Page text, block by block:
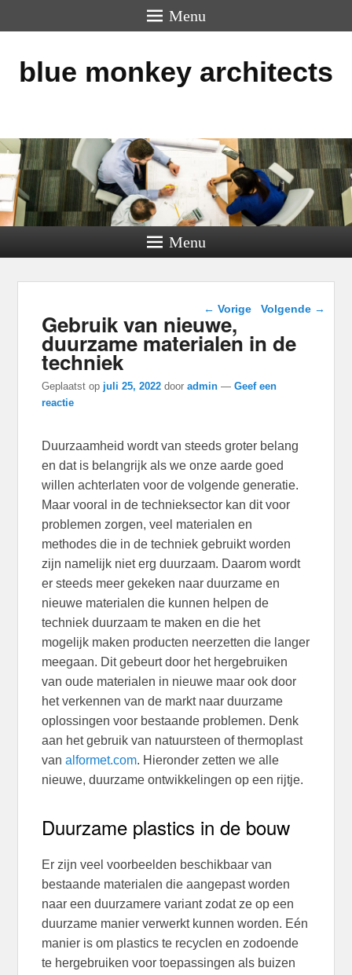
Menu
blue monkey architects
Menu
Berichtnavigatie
← Vorige Volgende →
Gebruik van nieuwe,
duurzame materialen in de
techniek
Geplaatst op juli 25, 2022 dooradmin —Geef een
reactie
Duurzaamheid wordt van steeds groter belang
en dat is belangrijk als we onze aarde goed
willen achterlaten voor de volgende generatie.
Maar vooral in de technieksector kan dit voor
problemen zorgen, veel materialen en
methodes die in de techniek gebruikt worden
zijn namelijk niet erg duurzaam. Daarom wordt
er steeds meer gekeken naar duurzame en
nieuwe materialen die kunnen helpen de
techniek duurzaam te maken en die het
mogelijk maken producten neerzetten die langer
meegaan. Dit gebeurt door het hergebruiken
van oude materialen in nieuwe maar ook door
het verkennen van de markt naar duurzame
oplossingen voor bestaande problemen. Denk
aan het gebruik van natuursteen of thermoplast
vanalformet.com. Hieronder zetten we alle
nieuwe, duurzame ontwikkelingen op een rijtje.
Duurzame plastics in de bouw
Er zijn veel voorbeelden beschikbaar van
bestaande materialen die aangepast worden
naar een duurzamere variant zodat ze op een
duurzame manier verwerkt kunnen worden. Eén
manier is om plastics te recyclen en zodoende
te hergebruiken voor toepassingen als buizen